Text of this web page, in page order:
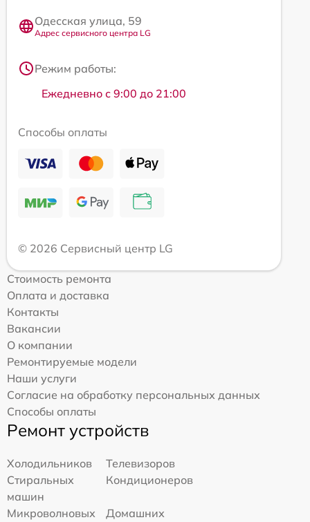
Одесская улица, 59
Адрес сервисного центра LG
Режим работы:
Ежедневно с 9:00 до 21:00
Способы оплаты
© 2026 Сервисный центр LG
Стоимость ремонта
Оплата и доставка
Контакты
Вакансии
О компании
Ремонтируемые модели
Наши услуги
Согласие на обработку персональных данных
Способы оплаты
Ремонт устройств
Холодильников
Телевизоров
Стиральных
машин
Кондиционеров
Микроволновых
Домашних